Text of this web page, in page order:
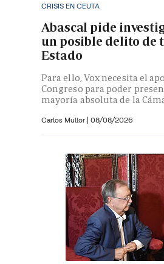
CRISIS EN CEUTA
Abascal pide
un posible delito de
Estado
Para ello, Vox necesita el
Congreso para poder
mayoría absoluta de la
Carlos Mullor | 08/08/2026